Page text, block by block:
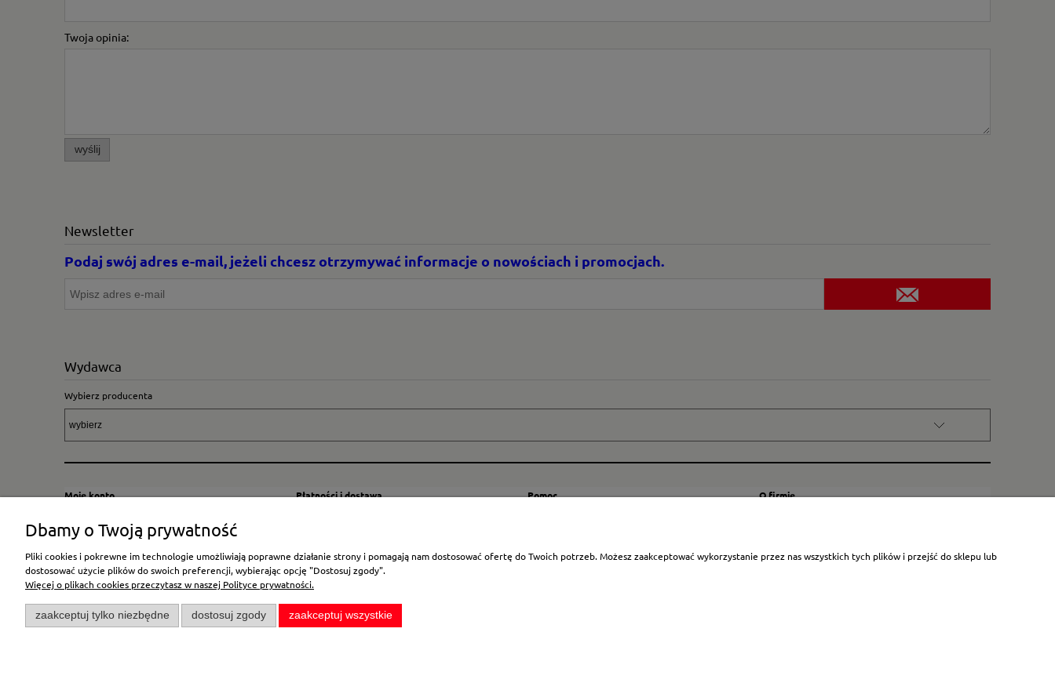
Twoja opinia:
wyślij
Newsletter
Podaj swój adres e-mail, jeżeli chcesz otrzymywać informacje o nowościach i promocjach.
Wydawca
Wybierz producenta
Moje konto
Twoje zamówienia
Przechowalnia
Płatności i dostawa
Płatność
Pomoc
Polityka cookies
O firmie
Blog
Dbamy o Twoją prywatność
Pliki cookies i pokrewne im technologie umożliwiają poprawne działanie strony i pomagają nam dostosować ofertę do Twoich potrzeb. Możesz zaakceptować wykorzystanie przez nas wszystkich tych plików i przejść do sklepu lub
dostosować użycie plików do swoich preferencji, wybierając opcję "Dostosuj zgody".
Więcej o plikach cookies przeczytasz w naszej Polityce prywatności.
zaakceptuj tylko niezbędne dostosuj zgody zaakceptuj wszystkie